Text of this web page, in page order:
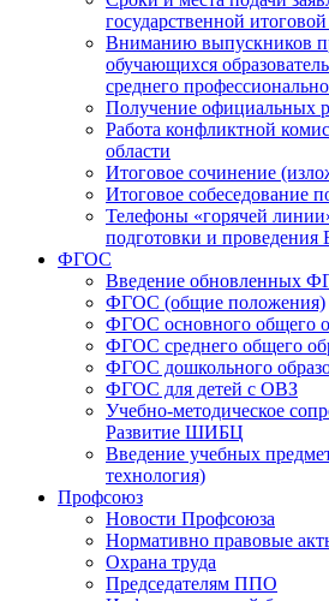
государственной
Вниманию выпускников
обучающихся
среднего
Получение официальных
Работа конфликтной
области
Итоговое сочинение
Итоговое собеседование
Телефоны «горячей
подготовки и проведения
ФГОС
Введение
ФГОС (общие положения)
ФГОС основного общего
ФГОС среднего общего
ФГОС дошкольного
ФГОС для детей с ОВЗ
Учебно-методическое
Развитие ШИБЦ
Введение учебных
технология)
Профсоюз
Новости Профсоюза
Нормативно правовые
Охрана труда
Председателям ППО